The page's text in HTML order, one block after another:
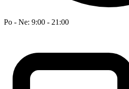
Po - Ne: 9:00 - 21:00